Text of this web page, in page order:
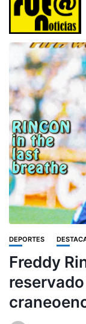
DEPORTES
Freddy